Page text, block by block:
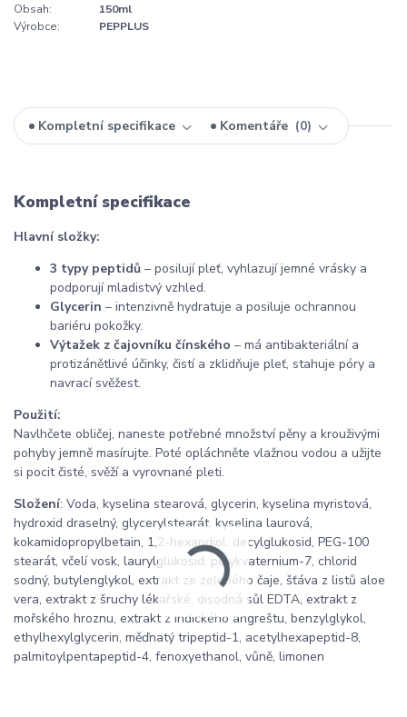
Obsah:
150ml
Výrobce:
PEPPLUS
Kompletní specifikace Komentáře 0
Kompletní specifikace
Hlavní složky:
3 typy peptidů – posilují pleť, vyhlazují jemné vrásky a
podporují mladistvý vzhled.
Glycerin – intenzivně hydratuje a posiluje ochrannou
bariéru pokožky.
Výtažek z čajovníku čínského – má antibakteriální a
protizánětlivé účinky, čistí a zklidňuje pleť, stahuje póry a
navrací svěžest.
Použití:
Navlhčete obličej, naneste potřebné množství pěny a krouživými
pohyby jemně masírujte. Poté opláchněte vlažnou vodou a užijte
si pocit čisté, svěží a vyrovnané pleti.
Složení: Voda, kyselina stearová, glycerin, kyselina myristová,
hydroxid draselný, glycerylstearát, kyselina laurová,
kokamidopropylbetain, 1,2-hexandiol, decylglukosid, PEG-100
stearát, včelí vosk, laurylglukosid, polykvaternium-7, chlorid
sodný, butylenglykol, extrakt ze zeleného čaje, šťáva z listů aloe
vera, extrakt z šruchy lékařské, disodná sůl EDTA, extrakt z
mořského hroznu, extrakt z indického angreštu, benzylglykol,
ethylhexylglycerin, měďnatý tripeptid-1, acetylhexapeptid-8,
palmitoylpentapeptid-4, fenoxyethanol, vůně, limonen